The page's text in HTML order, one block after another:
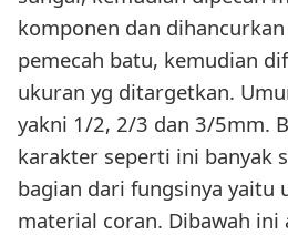
komponen dan
pemecah batu, kemudian
ukuran yg ditargetkan.
yakni 1/2, 2/3 dan 3/5mm.
karakter seperti ini banyak
bagian dari fungsinya yaitu
material coran. Dibawah ini